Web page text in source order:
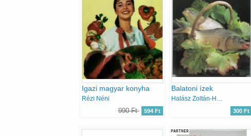
Igazi magyar konyha
Rézi Néni
990 Ft 594 Ft
Balatoni ízek
300 Ft
PARTNER